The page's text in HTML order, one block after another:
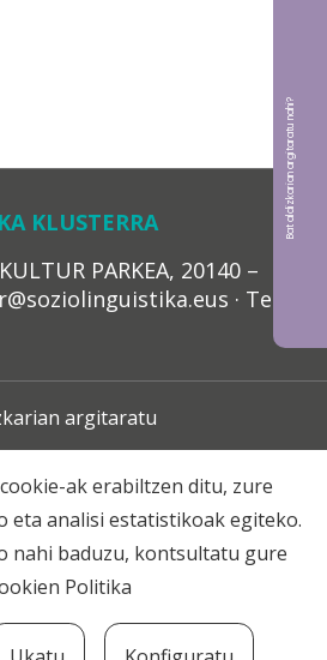
KLUSTERRA
PARKEA, 20140 –
· Tel.:
argitaratu
Lege Oharra
Harpidetza
ak erabiltzen ditu, zure
eta analisi estatistikoak egiteko.
nahi baduzu, kontsultatu gure
Politika
Bat aldizkarian argitaratu nahi?